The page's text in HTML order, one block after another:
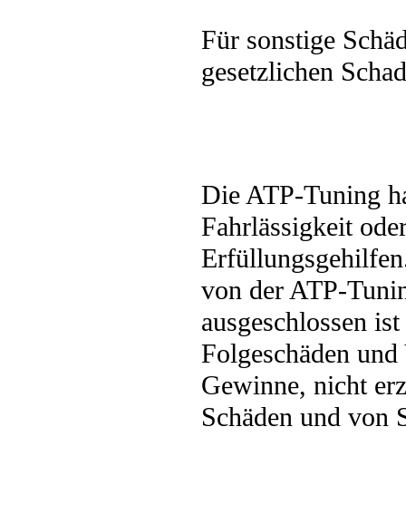
Für sonstige
gesetzlichen
Die ATP-Tuning
Fahrlässigkeit
von der ATP-
ausgeschlossen
Folgeschäden und
Gewinne, nicht
Schäden und von